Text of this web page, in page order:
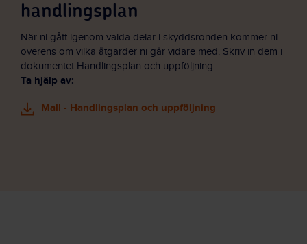
handlingsplan
När ni gått igenom valda delar i skyddsronden kommer ni
överens om vilka åtgärder ni går vidare med. Skriv in dem i
dokumentet Handlingsplan och uppföljning.
Ta hjälp av:
Mall - Handlingsplan och uppföljning